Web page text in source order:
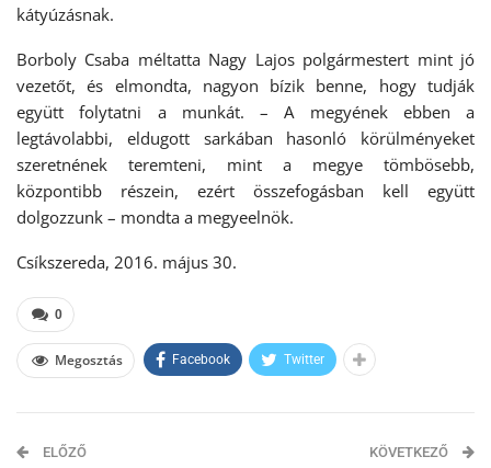
kátyúzásnak.
Borboly Csaba méltatta Nagy Lajos polgármestert mint jó
vezetőt, és elmondta, nagyon bízik benne, hogy tudják
együtt folytatni a munkát. – A megyének ebben a
legtávolabbi, eldugott sarkában hasonló körülményeket
szeretnének teremteni, mint a megye tömbösebb,
központibb részein, ezért összefogásban kell együtt
dolgozzunk – mondta a megyeelnök.
Csíkszereda, 2016. május 30.
0
Megosztás Facebook Twitter
ELŐZŐ KÖVETKEZŐ